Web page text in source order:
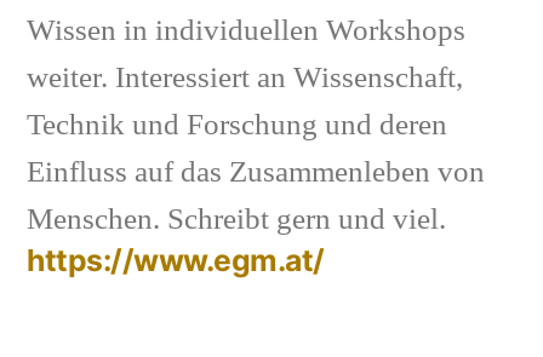
Wissen in individuellen Workshops
weiter. Interessiert an Wissenschaft,
Technik und Forschung und deren
Einfluss auf das Zusammenleben von
Menschen. Schreibt gern und viel.
https://www.egm.at/